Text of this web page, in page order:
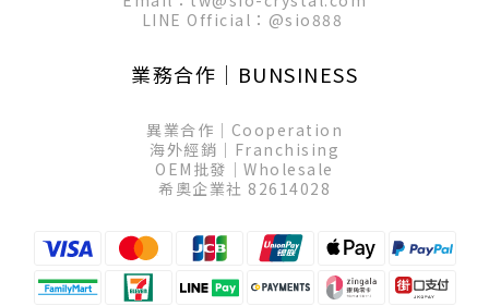
LINE Official： @sio888
業務合作│BUNSINESS
異業合作│Cooperation
海外經銷│Franchising
OEM批發│Wholesale
希奧企業社 82614028